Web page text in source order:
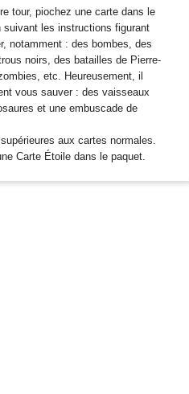
tour, piochez une carte dans le
suivant les instructions figurant
notamment : des bombes, des
noirs, des batailles de Pierre-
etc. Heureusement, il
vous sauver : des vaisseaux
et une embuscade de
aux cartes normales.
Carte Étoile dans le paquet.